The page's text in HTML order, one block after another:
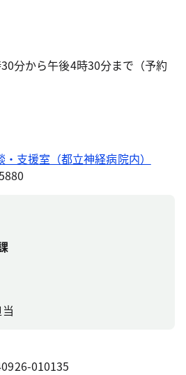
分から午後4時30分まで（予約
支援室（都立神経病院内）
010135